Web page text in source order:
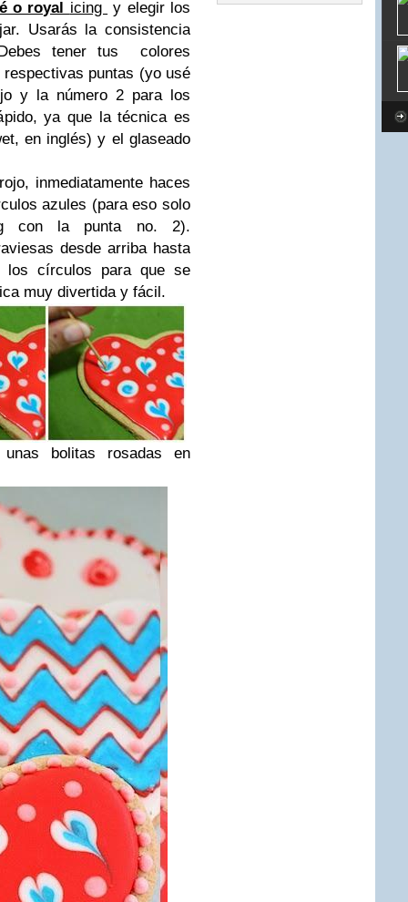
o royal icing
y elegir los
Usarás la consistencia
tener tus colores
puntas (yo usé
y la número 2 para los
ya que la técnica es
en inglés) y el glaseado
inmediatamente haces
azules (para eso solo
con la punta no. 2).
desde arriba hasta
los círculos para que se
muy divertida y fácil.
bolitas rosadas en